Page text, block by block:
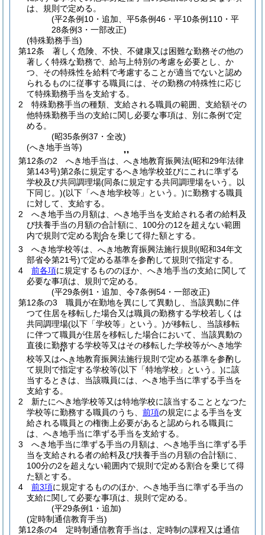
は、規則で定める。
(平2条例10・追加、平5条例46・平10条例110・平
28条例3・一部改正)
(特殊勤務手当)
第12条
著しく危険、不快、不健康又は困難な勤務その他の
著しく特殊な勤務で、給与上特別の考慮を必要とし、か
つ、その特殊性を給料で考慮することが適当でないと認め
られるものに従事する職員には、その勤務の特殊性に応じ
て特殊勤務手当を支給する。
2
特殊勤務手当の種類、支給される職員の範囲、支給額その
他特殊勤務手当の支給に関し必要な事項は、別に条例で定
める。
(昭35条例37・全改)
(へき地手当等)
第12条の2
へき地手当は、 へき
❜❜
地教育振興法(昭和29年法律
第143号)第2条に規定するへき地学校並びにこれに準ずる
学校及び共同調理場(同条に規定する共同調理場をいう。以
下同じ。)(以下「へき地学校等」という。)に勤務する職員
に対して、支給する。
2
へき地手当の月額は、へき地手当を支給される者の給料及
び扶養手当の月額の合計額に、100分の12を超えない範囲
内で規則で定める割合を乗じて得た額とする。
3
へき地学校等は、 へき
❜❜
地教育振興法施行規則 (昭和34年文
部省令第21号)で定める基準を参酌して規則で指定する。
4
前各項に規定するもののほか、へき地手当の支給に関して
必要な事項は、規則で定める。
(平29条例1・追加、令7条例54・一部改正)
第12条の3
職員が在勤地を異にして異動し、当該異動に伴
つて住居を移転した場合又は職員の勤務する学校若しくは
共同調理場(以下「学校等」という。)が移転し、当該移転
に伴つて職員が住居を移転した場合において、当該異動の
直後に勤務する学校等又はその移転した学校等がへき地学
校等又はへき
❜❜
地教育振興法施行規則で定める基準を参酌し
て規則で指定する学校等(以下「特地学校」という。)に該
当するときは、当該職員には、へき地手当に準ずる手当を
支給する。
2
新たにへき地学校等又は特地学校に該当することとなつた
学校等に勤務する職員のうち、 前項の規定による手当を支
給される職員との権衡上必要があると認められる職員に
は、へき地手当に準ずる手当を支給する。
3
へき地手当に準ずる手当の月額は、へき地手当に準ずる手
当を支給される者の給料及び扶養手当の月額の合計額に、
100分の2を超えない範囲内で規則で定める割合を乗じて得
た額とする。
4
前3項に規定するもののほか、へき地手当に準ずる手当の
支給に関して必要な事項は、規則で定める。
(平29条例1・追加)
(定時制通信教育手当)
第12条の4
定時制通信教育手当は、定時制の課程又は通信